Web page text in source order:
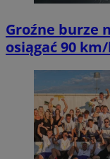
Groźne burze
osiągać 90